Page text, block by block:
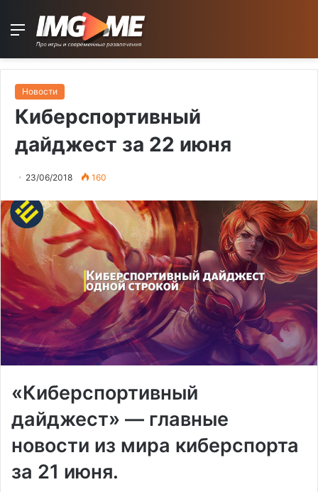
Menu
Новости
Киберспортивный
дайджест за 22 июня
23/06/2018 160
«Киберспортивный
дайджест» — главные
новости из мира киберспорта
за 21 июня.